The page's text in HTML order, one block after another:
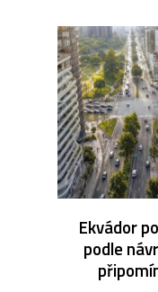
Ekvádor
podle